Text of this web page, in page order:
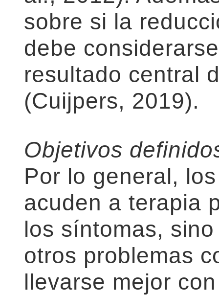
sobre si la
debe
resultado central
(Cuijpers, 2019).
Objetivos
Por lo general,
acuden a terapia
los síntomas,
otros problemas
llevarse mejor